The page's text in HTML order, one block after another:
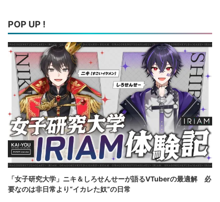
POP UP !
「女子研究大学」ニキ＆しろせんせーが語るVTuberの最適解 必
要なのは非日常より“イカレた奴”の日常